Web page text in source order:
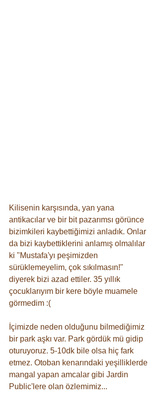
Kilisenin karşısında, yan yana
antikacılar ve bir bit pazarımsı görünce
bizimkileri kaybettiğimizi anladık. Onlar
da bizi kaybettiklerini anlamış olmalılar
ki "Mustafa'yı peşimizden
sürüklemeyelim, çok sıkılmasın!"
diyerek bizi azad ettiler. 35 yıllık
çocuklarıyım bir kere böyle muamele
görmedim :(
İçimizde neden olduğunu bilmediğimiz
bir park aşkı var. Park gördük mü gidip
oturuyoruz. 5-10dk bile olsa hiç fark
etmez. Otoban kenarındaki yeşilliklerde
mangal yapan amcalar gibi Jardin
Public'lere olan özlemimiz...